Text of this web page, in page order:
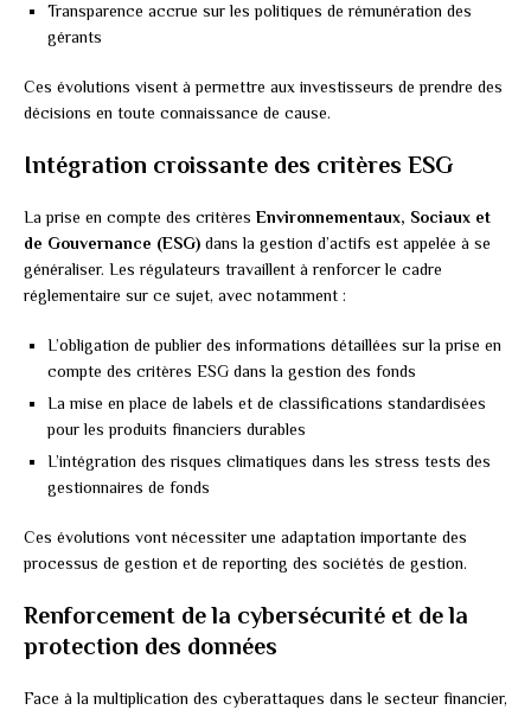
Transparence accrue sur les politiques de rémunération des
gérants
Ces évolutions visent à permettre aux investisseurs de prendre des
décisions en toute connaissance de cause.
Intégration croissante des critères ESG
La prise en compte des critères Environnementaux, Sociaux et
de Gouvernance (ESG) dans la gestion d’actifs est appelée à se
généraliser. Les régulateurs travaillent à renforcer le cadre
réglementaire sur ce sujet, avec notamment :
L’obligation de publier des informations détaillées sur la prise en
compte des critères ESG dans la gestion des fonds
La mise en place de labels et de classifications standardisées
pour les produits financiers durables
L’intégration des risques climatiques dans les stress tests des
gestionnaires de fonds
Ces évolutions vont nécessiter une adaptation importante des
processus de gestion et de reporting des sociétés de gestion.
Renforcement de la cybersécurité et de la
protection des données
Face à la multiplication des cyberattaques dans le secteur financier,